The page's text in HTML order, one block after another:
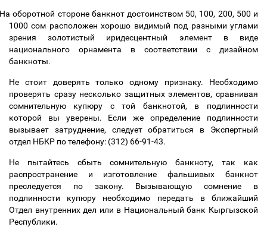
На оборотной стороне банкнот достоинством 50, 100, 200, 500 и
1000 сом расположен хорошо видимый под разными углами
зрения золотистый иридесцентный элемент в виде
национального орнамента в соответствии с дизайном
банкноты.
Не стоит доверять только одному признаку. Необходимо
проверять сразу несколько защитных элементов, сравнивая
сомнительную купюру с той банкнотой, в подлинности
которой вы уверены. Если же определение подлинности
вызывает затруднение, следует обратиться в Экспертный
отдел НБКР по телефону: (312) 66-91-43.
Не пытайтесь сбыть сомнительную банкноту, так как
распространение и изготовление фальшивых банкнот
преследуется по закону. Вызывающую сомнение в
подлинности купюру необходимо передать в ближайший
Отдел внутренних дел или в Национальный банк Кыргызской
Республики.